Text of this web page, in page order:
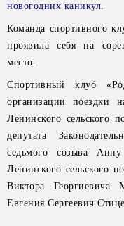
новогодних каникул.
Команда спортивного
проявила себя на
место.
Спортивный клуб
организации поездки
Ленинского сельского
депутата
седьмого созыва
Ленинского сельского
Виктора
Евгения Сергеевич